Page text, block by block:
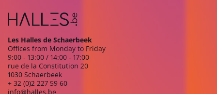
Les Halles de Schaerbeek
Offices from Monday to Friday
9:00 - 13:00 / 14:00 - 17:00
rue de la Constitution 20
1030 Schaerbeek
+ 32 (0)2 227 59 60
info@halles.be